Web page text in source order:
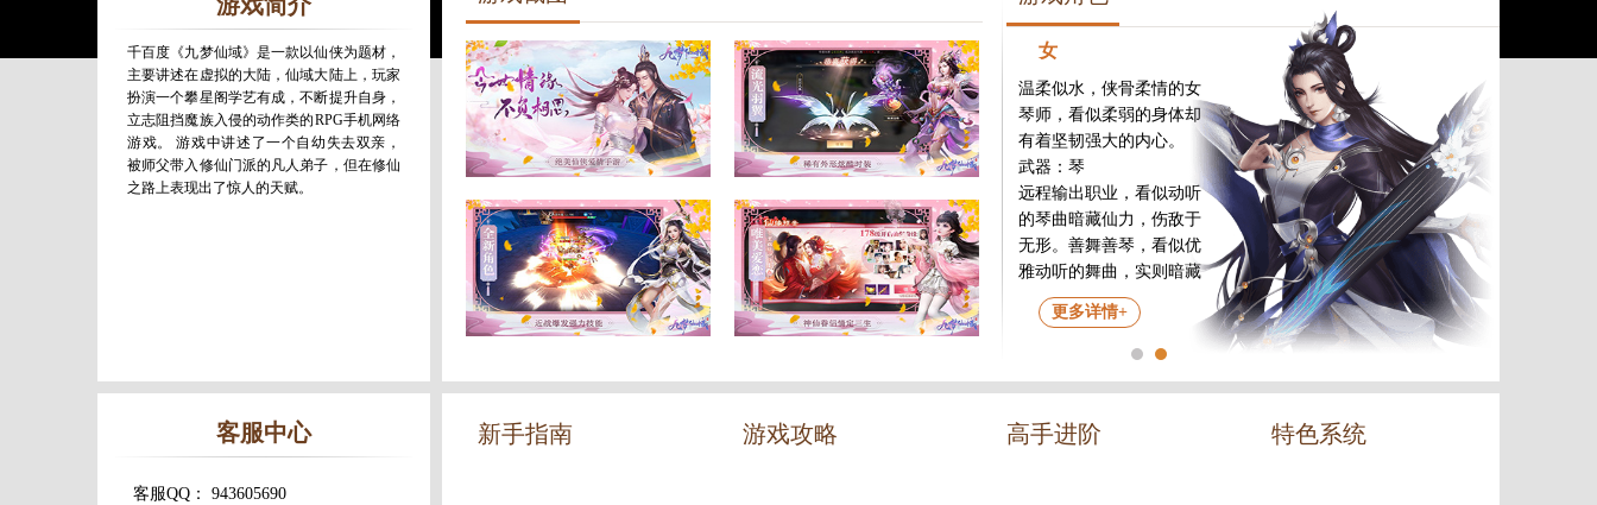
千百度《九梦仙域》是一款以仙侠为题材，
主要讲述在虚拟的大陆，仙域大陆上，玩家
扮演一个攀星阁学艺有成，不断提升自身，
立志阻挡魔族入侵的动作类的RPG手机网络
游戏。 游戏中讲述了一个自幼失去双亲，
被师父带入修仙门派的凡人弟子，但在修仙
之路上表现出了惊人的天赋。
女
温柔似水，侠骨柔情的女
琴师，看似柔弱的身体却
有着坚韧强大的内心。
武器：琴
远程输出职业，看似动听
的琴曲暗藏仙力，伤敌于
无形。善舞善琴，看似优
雅动听的舞曲，实则暗藏
内力攻击。
更多详情+
客服中心
客服QQ： 943605690
新手指南 游戏攻略 高手进阶 特色系统